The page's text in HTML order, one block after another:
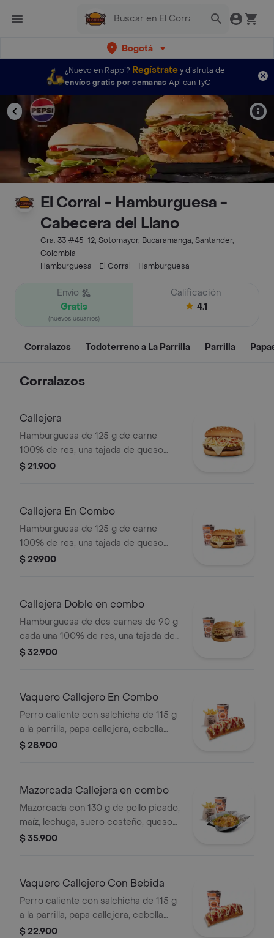
Bogotá
¿Nuevo en Rappi? Regístratey disfruta de
envíos gratis por semanas Aplican TyC
El Corral - Hamburguesa -
Cabecera del Llano
Cra. 33 #45-12, Sotomayor, Bucaramanga, Santander,
Colombia
Hamburguesa - El Corral - Hamburguesa
Envío
Gratis
(nuevos usuarios)
Calificación
4.1
Corralazos Todoterreno a La Parrilla Parrilla
Corralazos
Callejera
Hamburguesa de 125 g de carne
100% de res, una tajada de queso
tipo mozzarella, papas callejera, salsa
$ 21.900
Callejera En Combo
Hamburguesa de 125 g de carne
100% de res, una tajada de queso
tipo mozzarella, papas callejera, salsa
+ bebida PET
$ 29.900
Callejera Doble en combo
Hamburguesa de dos carnes de 90 g
cada una 100% de res, una tajada de
queso tipo mozzarella, papas
papas Corral medianas + bebida PET
$ 32.900
Vaquero Callejero En Combo
Perro caliente con salchicha de 115 g
a la parrilla, papa callejera, cebolla
picada, salsa blanca, salsa de tomate
PET
$ 28.900
Mazorcada Callejera en combo
Mazorcada con 130 g de pollo picado,
maíz, lechuga, suero costeño, queso
costeño, salsa BBQ, salsa Corral,
$ 35.900
Vaquero Callejero Con Bebida
Perro caliente con salchicha de 115 g
a la parrilla, papa callejera, cebolla
picada, salsa blanca, salsa de tomate
$ 22.900